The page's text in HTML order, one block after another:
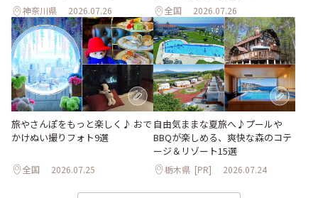
神奈川県 2026.07.26 全国 2026.07.26
旅やさんぽをもっと楽しく♪ おで
かけぬい撮りフォト9選
全国 2026.07.25
自由気ままな夏旅へ♪プールや
BBQが楽しめる、爽快な森のコテ
ージ＆リゾート15選
栃木県 [PR] 2026.07.24